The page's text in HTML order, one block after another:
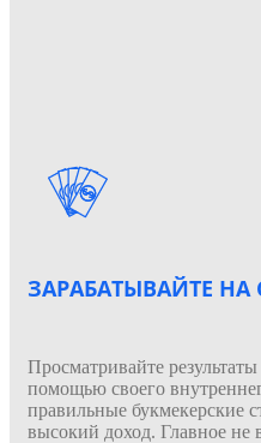
ЗАРАБАТЫВАЙТЕ НА
Просматривайте
помощью своего
правильные букмекерские
высокий доход. Главное не